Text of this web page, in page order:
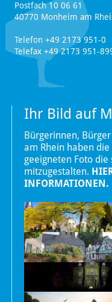
Postfach 10 06 61
40770 Monheim am
Telefon +49 2173 951-0
Telefax +49 2173 951-
Ihr Bild auf
Bürgerinnen,
am Rhein haben
geeigneten Foto
mitzugestalten.
INFORMATIONEN.